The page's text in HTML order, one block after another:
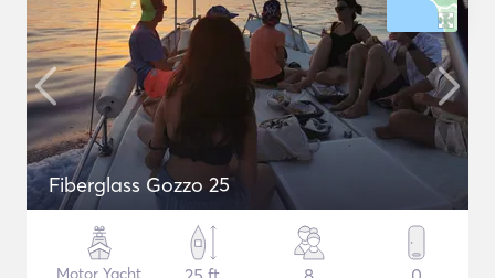
Fiberglass Gozzo 25
Motor Yacht